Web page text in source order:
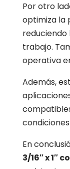
Por otro
optimiza la
trabajo.
operativa
Además,
En
3/16″ x 1″